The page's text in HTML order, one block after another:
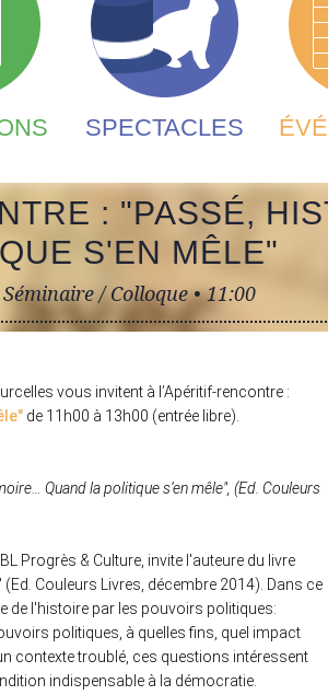
SPECTACLES
: "PASSÉ,
S'EN MÊLE"
/ Colloque •11:00
vous invitent à l ’Apéritif-rencontre :
de 11h00 à 13h00 (entrée libre).
Quand la politique s’en mêle", (Ed. Couleurs
Progrès & Culture, invite l'auteure du livre
Couleurs Livres, décembre 2014). Dans ce
de l'histoire par les pouvoirs politiques:
politiques, à quelles fins, quel impact
contexte troublé, ces questions intéressent
indispensable à la démocratie.